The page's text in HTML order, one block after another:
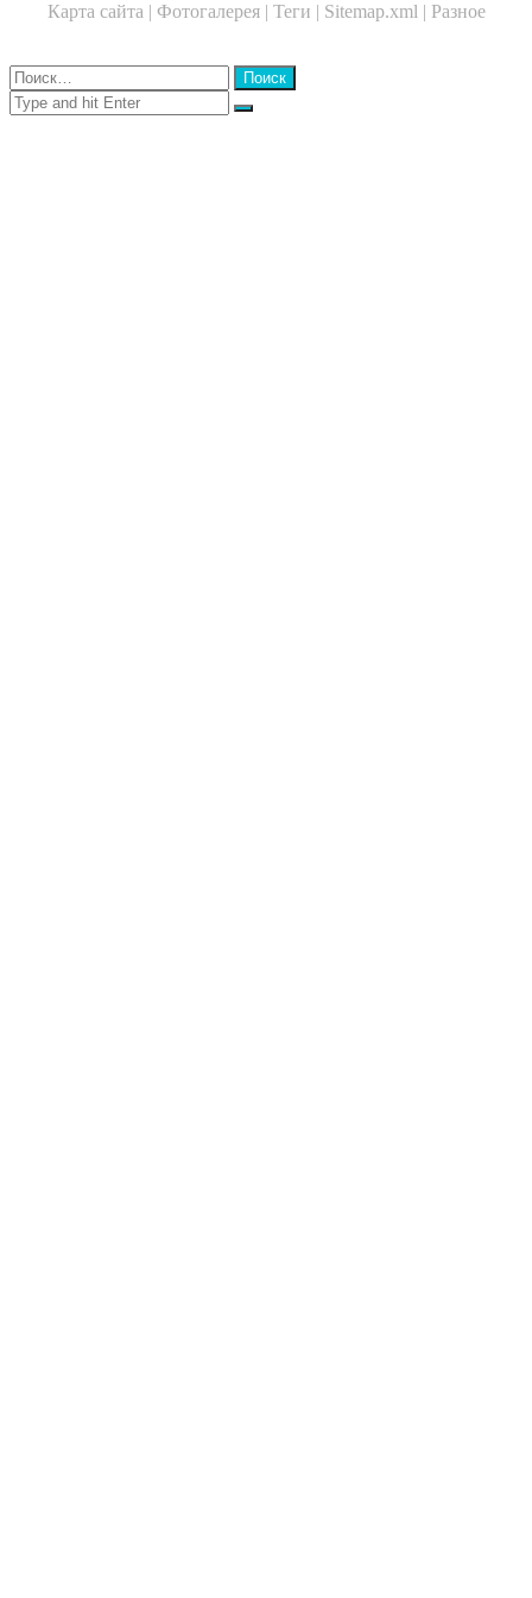
Карта сайта | Фотогалерея | Теги | Sitemap.xml | Разное
Close
Найти:
Close
Search